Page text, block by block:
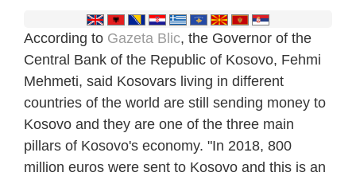
According to Gazeta Blic, the Governor of the
Central Bank of the Republic of Kosovo, Fehmi
Mehmeti, said Kosovars living in different
countries of the world are still sending money to
Kosovo and they are one of the three main
pillars of Kosovo's economy. "In 2018, 800
million euros were sent to Kosovo and this is an